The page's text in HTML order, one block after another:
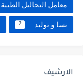
معامل التحاليل الطبية
نسا و توليد 2
الارشيف